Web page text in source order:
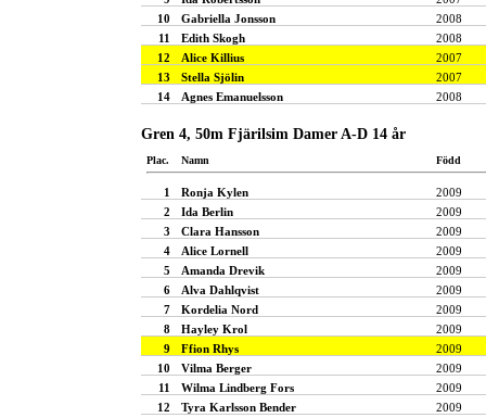
10
Gabriella Jonsson
2008
11
Edith Skogh
2008
12
Alice Killius
2007
13
Stella Sjölin
2007
14
Agnes Emanuelsson 2008
Gren 4, 50m Fjärilsim Damer A-D 14 år
Plac. Namn Född
1 Ronja Kylen
2009
2
Ida Berlin
2009
3
Clara Hansson
2009
4
Alice Lornell
2009
5
Amanda Drevik
2009
6
Alva Dahlqvist
2009
7
Kordelia Nord
2009
8
Hayley Krol
2009
9
Ffion Rhys
2009
10
Vilma Berger
2009
11
Wilma Lindberg Fors
2009
12
Tyra Karlsson Bender
2009